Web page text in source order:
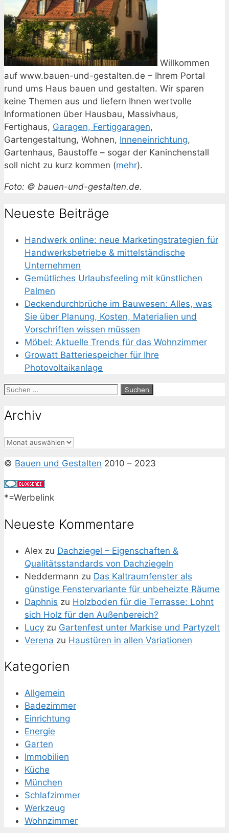
Willkommen
auf www.bauen-und-gestalten.de – Ihrem Portal
rund ums Haus bauen und gestalten. Wir sparen
keine Themen aus und liefern Ihnen wertvolle
Informationen über Hausbau, Massivhaus,
Fertighaus, Garagen, Fertiggaragen,
Gartengestaltung, Wohnen, Inneneinrichtung,
Gartenhaus, Baustoffe – sogar der Kaninchenstall
soll nicht zu kurz kommen (mehr).
Foto: © bauen-und-gestalten.de.
Neueste Beiträge
Handwerk online: neue Marketingstrategien für
Handwerksbetriebe & mittelständische
Unternehmen
Gemütliches Urlaubsfeeling mit künstlichen
Palmen
Deckendurchbrüche im Bauwesen: Alles, was
Sie über Planung, Kosten, Materialien und
Vorschriften wissen müssen
Möbel: Aktuelle Trends für das Wohnzimmer
Growatt Batteriespeicher für Ihre
Photovoltaikanlage
Suchen
Archiv
Archiv
© Bauen und Gestalten 2010 – 2023
*=Werbelink
Neueste Kommentare
Alex zu Dachziegel – Eigenschaften &
Qualitätsstandards von Dachziegeln
Neddermann zu Das Kaltraumfenster als
günstige Fenstervariante für unbeheizte Räume
Daphnis zu Holzboden für die Terrasse: Lohnt
sich Holz für den Außenbereich?
Lucy zu Gartenfest unter Markise und Partyzelt
Verena zu Haustüren in allen Variationen
Kategorien
Allgemein
Badezimmer
Einrichtung
Energie
Garten
Immobilien
Küche
München
Schlafzimmer
Werkzeug
Wohnzimmer